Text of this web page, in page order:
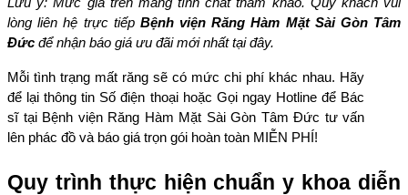
lòng liên hệ trực tiếp Bệnh viện Răng Hàm Mặt Sài Gòn Tâm
Đức để nhận báo giá ưu đãi mới nhất tại đây.
Mỗi tình trạng mất răng sẽ có mức chi phí khác nhau. Hãy
để lại thông tin Số điện thoại hoặc Gọi ngay Hotline để Bác
sĩ tại Bệnh viện Răng Hàm Mặt Sài Gòn Tâm Đức tư vấn
lên phác đồ và báo giá trọn gói hoàn toàn MIỄN PHÍ!
Quy trình thực hiện chuẩn y khoa diễn